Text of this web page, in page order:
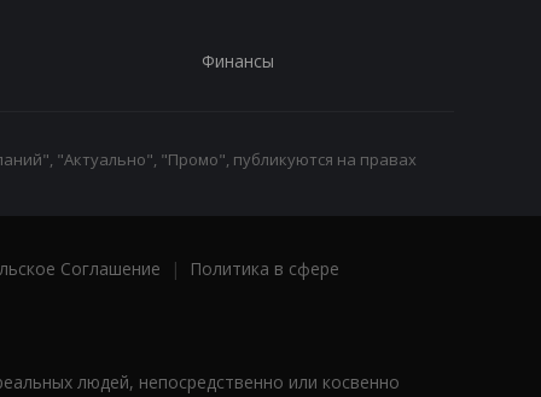
Финансы
"Актуально", "Промо", публикуются на правах
Соглашение |
Политика в сфере
людей, непосредственно или косвенно